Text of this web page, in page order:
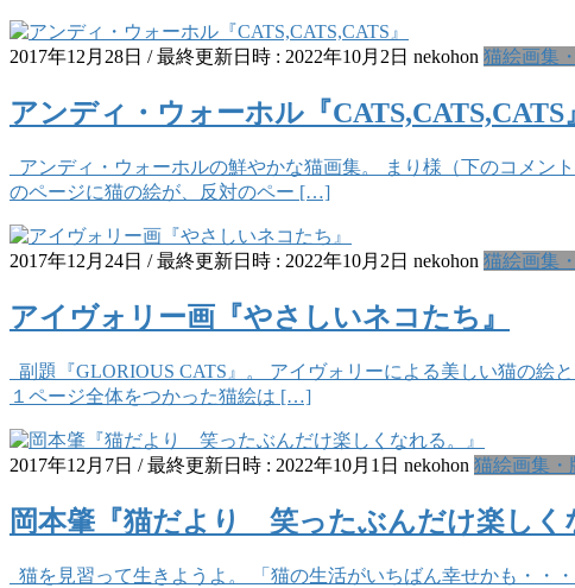
2017年12月28日 / 最終更新日時 : 2022年10月2日 nekohon 猫絵画集
アンディ・ウォーホル『CATS,CATS,CATS
アンディ・ウォーホルの鮮やかな猫画集。 まり様（下のコメン
のページに猫の絵が、反対のペー […]
2017年12月24日 / 最終更新日時 : 2022年10月2日 nekohon 猫絵画集
アイヴォリー画『やさしいネコたち』
副題『GLORIOUS CATS』。 アイヴォリーによる美しい猫の絵
１ページ全体をつかった猫絵は […]
2017年12月7日 / 最終更新日時 : 2022年10月1日 nekohon 猫絵画集・
岡本肇『猫だより 笑ったぶんだけ楽しく
猫を見習って生きようよ。 「猫の生活がいちばん幸せかも・・